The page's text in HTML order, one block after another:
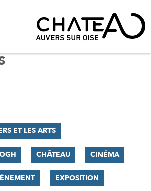
ET LES ARTS
CHÂTEAU CINÉMA
EXPOSITION